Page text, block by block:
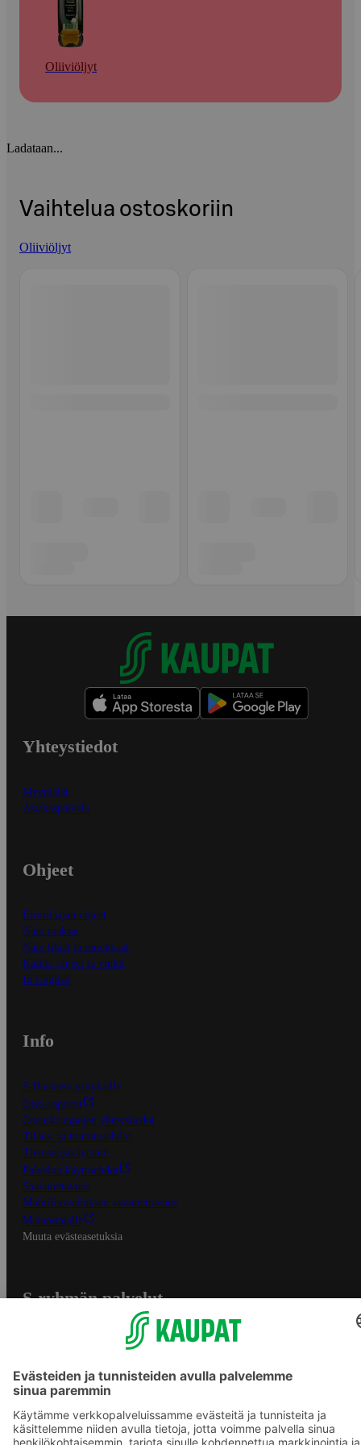
Oliiviöljyt
Ladataan...
Vaihtelua ostoskoriin
Oliiviöljyt
Yhteystiedot
Myymälät
Asiakaspalvelu
Ohjeet
Ensitilaajan ohjeet
Näin maksat
Näin tilaat ja muokkaat
Kaikki ohjeet ja vinkit
In English
Info
S-Business yrityksille
Oiva-raportit
Osuuskauppojen yhteystiedot
Tilaus- ja toimitusehdot
Tietosuojakäytäntö
Palvelun käyttöehdot
Saavutettavuus
Mobiilisovelluksen saavutettavuus
Mainostajalle
Muuta evästeasetuksia
S-ryhmän palvelut
Yhteishyvä Ruoka -sovellus
S-ostoslista -sovellus
Prisma.fi
Sokos.fi